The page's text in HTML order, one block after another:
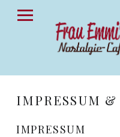
IMPRESSUM
IMPRESSUM